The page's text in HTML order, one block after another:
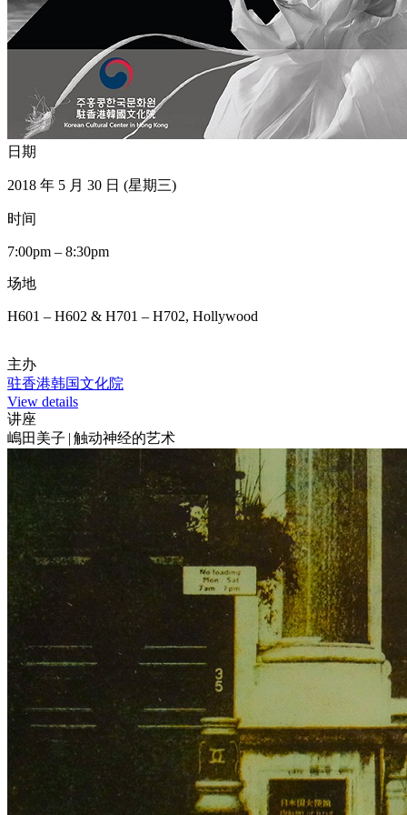
日期
2018 年 5 月 30 日 (星期三)
时间
7:00pm – 8:30pm
场地
H601 – H602 & H701 – H702, Hollywood
主办
驻香港韩国文化院
View details
讲座
嶋田美子 | 触动神经的艺术